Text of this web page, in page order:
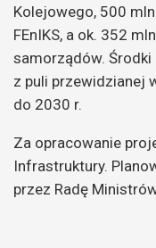
Kolejowego, 500
FEnIKS, a ok. 352
samorządów.
z puli przewidzianej
do 2030 r.
Za opracowanie
Infrastruktury.
przez Radę